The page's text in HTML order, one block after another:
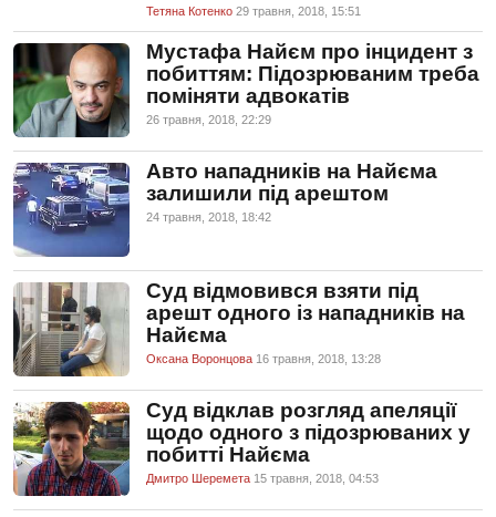
Тетяна Котенко 29 травня, 2018, 15:51
Мустафа Найєм про інцидент з
побиттям: Підозрюваним треба
поміняти адвокатів
26 травня, 2018, 22:29
Авто нападників на Найєма
залишили під арештом
24 травня, 2018, 18:42
Суд відмовився взяти під
арешт одного із нападників на
Найєма
Оксана Воронцова 16 травня, 2018, 13:28
Суд відклав розгляд апеляції
щодо одного з підозрюваних у
побитті Найєма
Дмитро Шеремета 15 травня, 2018, 04:53